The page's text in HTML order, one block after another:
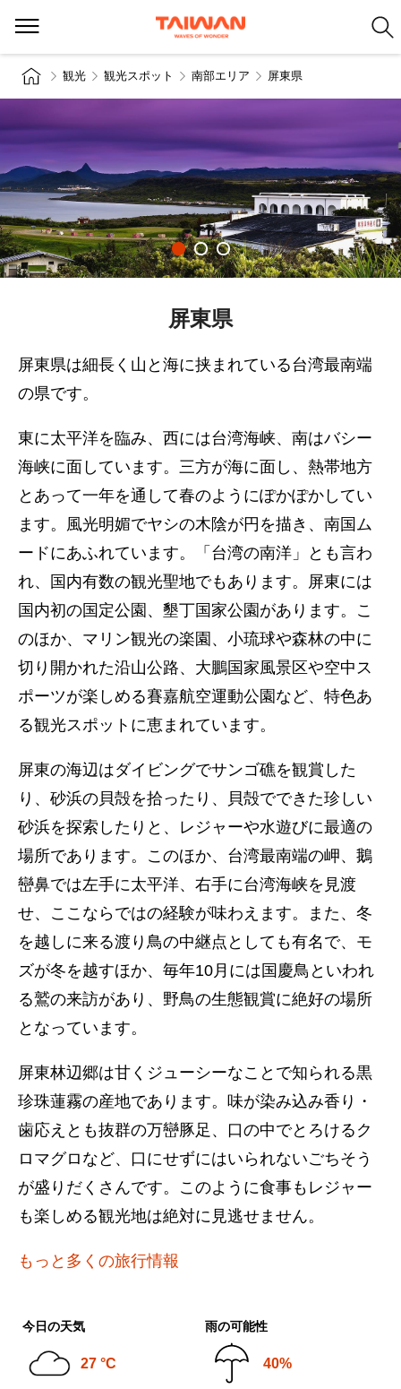
観光 観光スポット 南部エリア 屏東県
屏東県
屏東県は細長く山と海に挟まれている台湾最南端
の県です。
東に太平洋を臨み、西には台湾海峡、南はバシー
海峡に面しています。三方が海に面し、熱帯地方
とあって一年を通して春のようにぽかぽかしてい
ます。風光明媚でヤシの木陰が円を描き、南国ム
ードにあふれています。「台湾の南洋」とも言わ
れ、国内有数の観光聖地でもあります。屏東には
国内初の国定公園、墾丁国家公園があります。こ
のほか、マリン観光の楽園、小琉球や森林の中に
切り開かれた沿山公路、大鵬国家風景区や空中ス
ポーツが楽しめる賽嘉航空運動公園など、特色あ
る観光スポットに恵まれています。
屏東の海辺はダイビングでサンゴ礁を観賞した
り、砂浜の貝殻を拾ったり、貝殻でできた珍しい
砂浜を探索したりと、レジャーや水遊びに最適の
場所であります。このほか、台湾最南端の岬、鵝
巒鼻では左手に太平洋、右手に台湾海峡を見渡
せ、ここならではの経験が味わえます。また、冬
を越しに来る渡り鳥の中継点としても有名で、モ
ズが冬を越すほか、毎年10月には国慶鳥といわれ
る鷲の来訪があり、野鳥の生態観賞に絶好の場所
となっています。
屏東林辺郷は甘くジューシーなことで知られる黒
珍珠蓮霧の産地であります。味が染み込み香り・
歯応えとも抜群の万巒豚足、口の中でとろけるク
ロマグロなど、口にせずにはいられないごちそう
が盛りだくさんです。このように食事もレジャー
も楽しめる観光地は絶対に見逃せません。
もっと多くの旅行情報
今日の天気
27 °C
雨の可能性
40%